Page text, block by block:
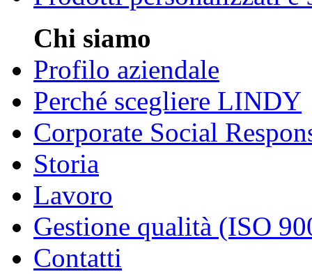
Chi siamo
Profilo aziendale
Perché scegliere LINDY
Corporate Social
Storia
Lavoro
Gestione qualità (ISO
Contatti